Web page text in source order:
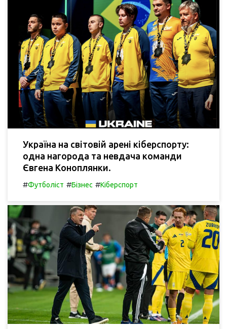
Україна на світовій арені кіберспорту:
одна нагорода та невдача команди
Євгена Коноплянки.
#Футболіст #Бізнес #Кіберспорт